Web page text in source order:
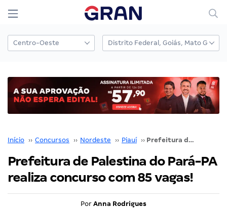
Início ›› Concursos ›› Nordeste ›› Piauí ›› Prefeitura de Palestina do Pará-PA realiza concurso com 85 vagas!
Prefeitura de Palestina do Pará-PA
realiza concurso com 85 vagas!
Por Anna Rodrigues